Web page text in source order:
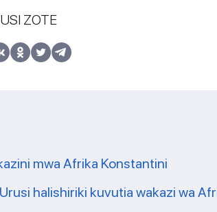
ZOTE
mwa Afrika Konstantini
halishiriki kuvutia wakazi wa